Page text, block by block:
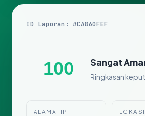
ID Laporan: #CA860FEF
100 Sangat
Ringkasan
ALAMAT IP LOKASI